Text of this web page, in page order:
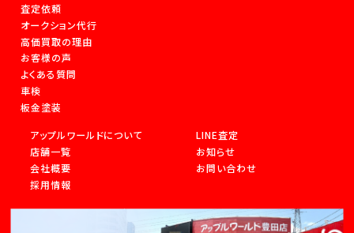
査定依頼
オークション代行
高価買取の理由
お客様の声
よくある質問
車検
板金塗装
アップルワールドについて
店舗一覧
会社概要
採用情報
LINE査定
お知らせ
お問い合わせ